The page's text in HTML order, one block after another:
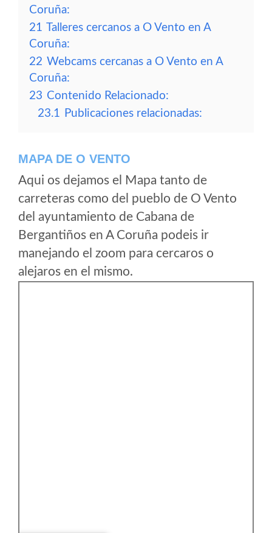
Coruña:
21 Talleres cercanos a O Vento en A
Coruña:
22 Webcams cercanas a O Vento en A
Coruña:
23 Contenido Relacionado:
23.1 Publicaciones relacionadas:
MAPA DE O VENTO
Aqui os dejamos el Mapa tanto de
carreteras como del pueblo de O Vento
del ayuntamiento de Cabana de
Bergantiños en A Coruña podeis ir
manejando el zoom para cercaros o
alejaros en el mismo.